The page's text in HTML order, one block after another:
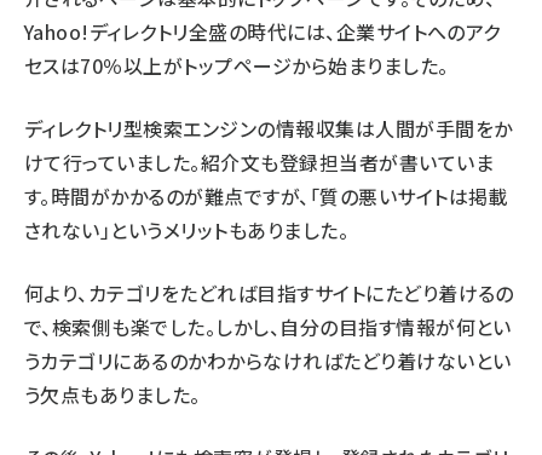
Yahoo!ディレクトリ全盛の時代には、企業サイトへのアク
セスは70％以上がトップページから始まりました。
ディレクトリ型検索エンジンの情報収集は人間が手間をか
けて行っていました。紹介文も登録担当者が書いていま
す。時間がかかるのが難点ですが、「質の悪いサイトは掲載
されない」というメリットもありました。
何より、カテゴリをたどれば目指すサイトにたどり着けるの
で、検索側も楽でした。しかし、自分の目指す情報が何とい
うカテゴリにあるのかわからなければたどり着けないとい
う欠点もありました。